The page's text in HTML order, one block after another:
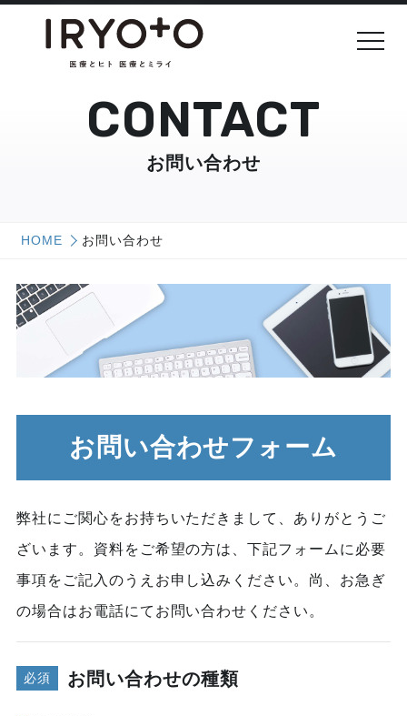
CONTACT
お問い合わせ
HOME お問い合わせ
お問い合わせフォーム
弊社にご関心をお持ちいただきまして、ありがとうご
ざいます。資料をご希望の方は、下記フォームに必要
事項をご記入のうえお申し込みください。尚、お急ぎ
の場合はお電話にてお問い合わせください。
必須 お問い合わせの種類